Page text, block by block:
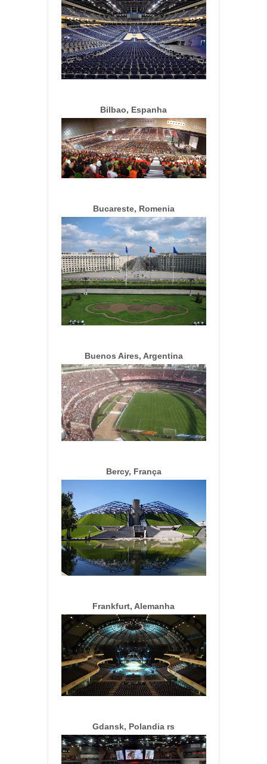
Bilbao, Espanha
Bucareste, Romenia
Buenos Aires, Argentina
Bercy, França
Frankfurt, Alemanha
Gdansk, Polandia rs